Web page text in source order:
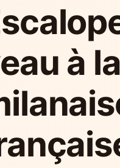
à la